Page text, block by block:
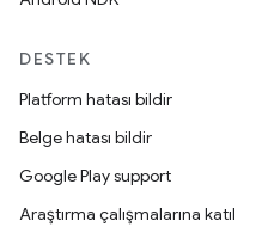
DESTEK
Platform hatası bildir
Belge hatası bildir
Google Play support
Araştırma çalışmalarına katıl